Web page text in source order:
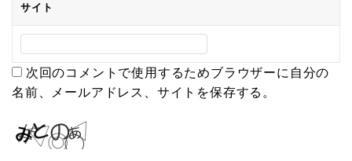
サイト
次回のコメントで使用するためブラウザーに自分の
名前、メールアドレス、サイトを保存する。